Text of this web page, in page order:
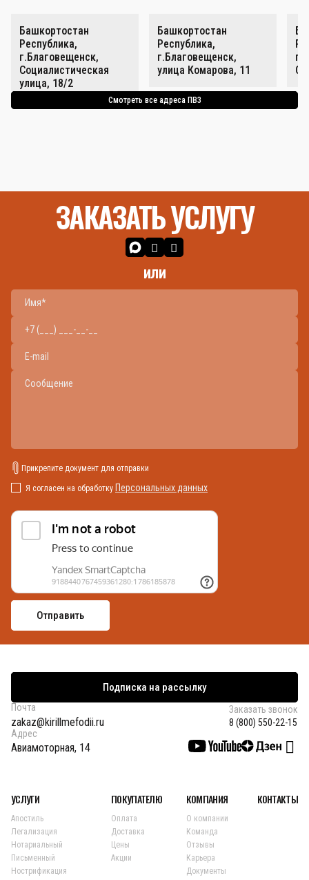
Башкортостан
Республика,
г.Благовещенск,
Социалистическая
улица, 18/2
Башкортостан
Республика,
г.Благовещенск,
улица Комарова, 11
Смотреть все адреса ПВЗ
ЗАКАЗАТЬ УСЛУГУ
или
Прикрепите документ для отправки
Я согласен на обработку Персональных данных
Подписка на рассылку
Почта
zakaz@kirillmefodii.ru
Заказать звонок
8 (800) 550-22-15
Адрес
Авиамоторная, 14
УСЛУГИ
Апостиль
Легализация
Нотариальный
Письменный
Нострификация
ПОКУПАТЕЛЮ
Оплата
Доставка
Цены
Акции
КОМПАНИЯ
О компании
Команда
Отзывы
Карьера
Документы
КОНТАКТЫ